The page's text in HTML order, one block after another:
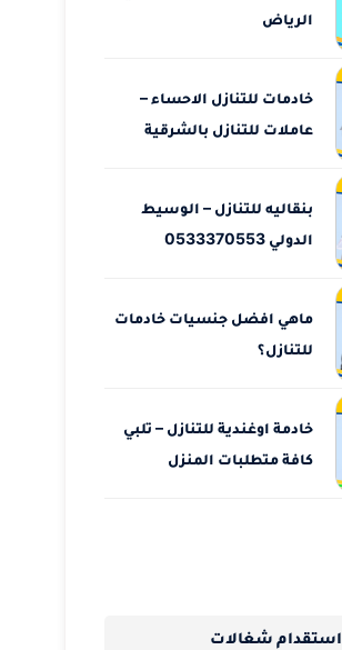
الرياض
خادمات للتنازل الاحساء –
عاملات للتنازل بالشرقية
بنقاليه للتنازل – الوسيط
الدولي 0533370553
ماهي افضل جنسيات خادمات
للتنازل؟
خادمة اوغندية للتنازل – تلبي
كافة متطلبات المنزل
استقدام شغالات